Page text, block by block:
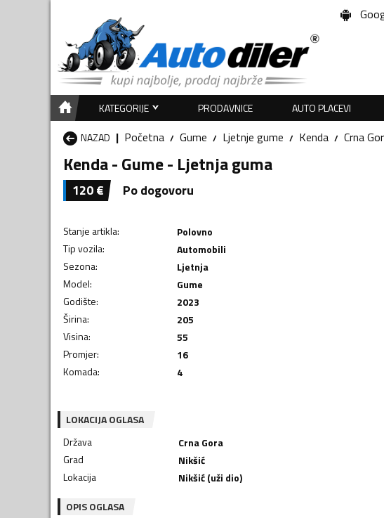
KATEGORIJE PRODAVNICE AUTO PLACEVI
NAZAD
Početna Gume Ljetnje gume Kenda Crna
Kenda - Gume - Ljetnja guma
120€ Po dogovoru
Stanje artikla:
Polovno
Tip vozila:
Automobili
Sezona:
Ljetnja
Model:
Gume
Godište:
2023
Širina:
205
Visina:
55
Promjer:
16
Komada: 4
LOKACIJA OGLASA
Država
Crna Gora
Grad
Nikšić
Lokacija
Nikšić (uži dio)
OPIS OGLASA